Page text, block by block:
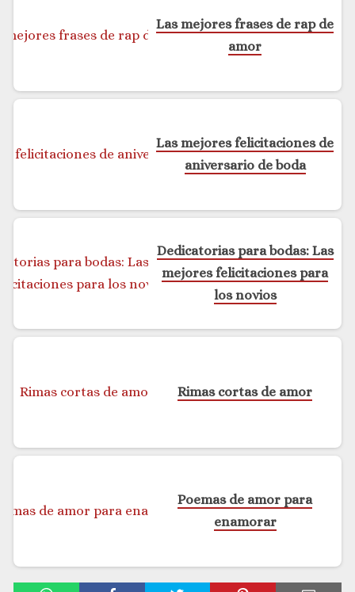
Las mejores frases de rap de
amor
Las mejores felicitaciones de
aniversario de boda
Dedicatorias para bodas: Las
mejores felicitaciones para
los novios
Rimas cortas de amor
Poemas de amor para
enamorar